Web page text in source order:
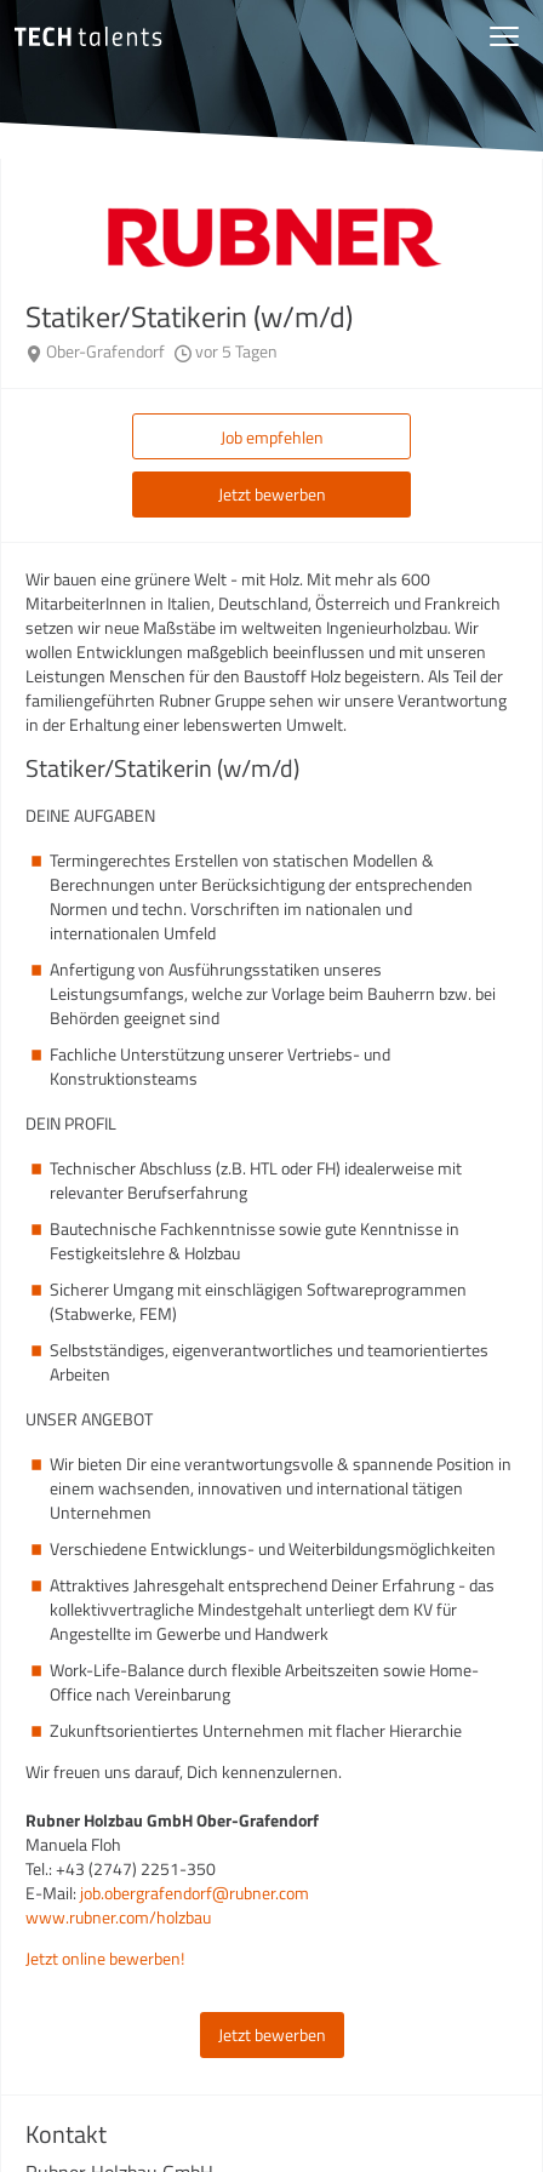
Statiker/Statikerin (w/m/d)
Ober-Grafendorf vor 5 Tagen
Job empfehlen
Jetzt bewerben
Wir bauen eine grünere Welt - mit Holz. Mit mehr als 600
MitarbeiterInnen in Italien, Deutschland, Österreich und Frankreich
setzen wir neue Maßstäbe im weltweiten Ingenieurholzbau. Wir
wollen Entwicklungen maßgeblich beeinflussen und mit unseren
Leistungen Menschen für den Baustoff Holz begeistern. Als Teil der
familiengeführten Rubner Gruppe sehen wir unsere Verantwortung
in der Erhaltung einer lebenswerten Umwelt.
Statiker/Statikerin (w/m/d)
DEINE AUFGABEN
Termingerechtes Erstellen von statischen Modellen &
Berechnungen unter Berücksichtigung der entsprechenden
Normen und techn. Vorschriften im nationalen und
internationalen Umfeld
Anfertigung von Ausführungsstatiken unseres
Leistungsumfangs, welche zur Vorlage beim Bauherrn bzw. bei
Behörden geeignet sind
Fachliche Unterstützung unserer Vertriebs- und
Konstruktionsteams
DEIN PROFIL
Technischer Abschluss (z.B. HTL oder FH) idealerweise mit
relevanter Berufserfahrung
Bautechnische Fachkenntnisse sowie gute Kenntnisse in
Festigkeitslehre & Holzbau
Sicherer Umgang mit einschlägigen Softwareprogrammen
(Stabwerke, FEM)
Selbstständiges, eigenverantwortliches und teamorientiertes
Arbeiten
UNSER ANGEBOT
Wir bieten Dir eine verantwortungsvolle & spannende Position in
einem wachsenden, innovativen und international tätigen
Unternehmen
Verschiedene Entwicklungs- und Weiterbildungsmöglichkeiten
Attraktives Jahresgehalt entsprechend Deiner Erfahrung - das
kollektivvertragliche Mindestgehalt unterliegt dem KV für
Angestellte im Gewerbe und Handwerk
Work-Life-Balance durch flexible Arbeitszeiten sowie Home-
Office nach Vereinbarung
Zukunftsorientiertes Unternehmen mit flacher Hierarchie
Wir freuen uns darauf, Dich kennenzulernen.
Rubner Holzbau GmbH Ober-Grafendorf
Manuela Floh
Tel.: +43 (2747) 2251-350
E-Mail: job.obergrafendorf@rubner.com
www.rubner.com/holzbau
Jetzt online bewerben!
Jetzt bewerben
Kontakt